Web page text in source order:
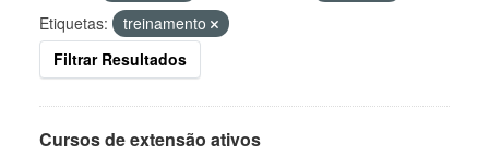
Etiquetas:
treinamento
Filtrar Resultados
Cursos de extensão ativos